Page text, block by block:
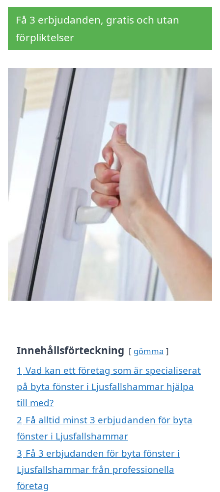
Få 3 erbjudanden, gratis och utan
förpliktelser
Innehållsförteckning gömma
1 Vad kan ett företag som är specialiserat
på byta fönster i Ljusfallshammar hjälpa
till med?
2 Få alltid minst 3 erbjudanden för byta
fönster i Ljusfallshammar
3 Få 3 erbjudanden för byta fönster i
Ljusfallshammar från professionella
företag